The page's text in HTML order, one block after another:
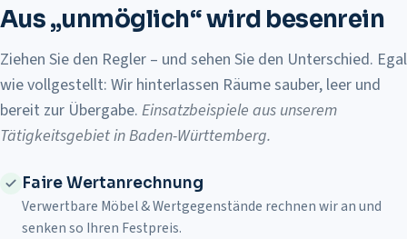
Aus „unmöglich“ wird besenrein
Ziehen Sie den Regler – und sehen Sie den Unterschied. Egal
wie vollgestellt: Wir hinterlassen Räume sauber, leer und
bereit zur Übergabe. Einsatzbeispiele aus unserem
Tätigkeitsgebiet in Baden-Württemberg.
Faire Wertanrechnung
Verwertbare Möbel & Wertgegenstände rechnen wir an und
senken so Ihren Festpreis.